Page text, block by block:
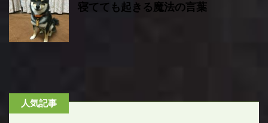
寝てても起きる魔法の言葉
人気記事